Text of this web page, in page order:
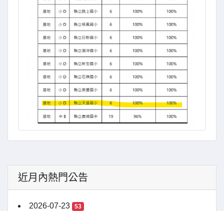
近月內熱門公告
2026-07-23 53